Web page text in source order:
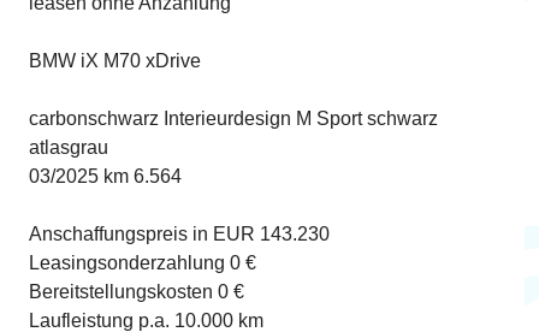
BMW iX M70 xDrive
carbonschwarz Interieurdesign M Sport schwarz
atlasgrau
03/2025 km 6.564
Anschaffungspreis in EUR 143.230
Leasingsonderzahlung 0 €
Bereitstellungskosten 0 €
Laufleistung p.a. 10.000 km